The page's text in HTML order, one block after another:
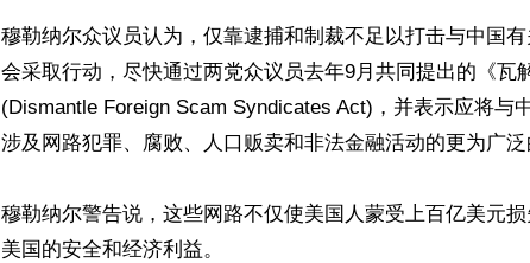
穆勒纳尔众议员认为，仅靠逮捕和制裁不足以打击与中国
会采取行动，尽快通过两党众议员去年9月共同提出的《瓦
(Dismantle Foreign Scam Syndicates Act)，并表示应将与
涉及网路犯罪、腐败、人口贩卖和非法金融活动的更为广泛
穆勒纳尔警告说，这些网路不仅使美国人蒙受上百亿美元
美国的安全和经济利益。